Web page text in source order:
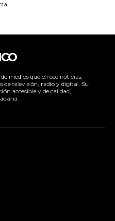
medios que ofrece noticias,
televisión, radio y digital. Su
accesible y de calidad,